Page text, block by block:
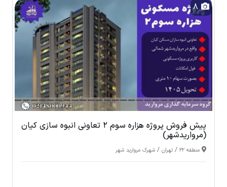
8
پیش فروش پروژه هزاره سوم 2 تعاونی انبوه سازی کیان
(مرواریدشهر)
منطقه 22 / تهران / شهرک مروارید شهر